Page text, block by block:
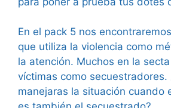
En el pack 5 nos
que utiliza la violencia como
la atención. Muchos en la
víctimas como secuestradores.
manejaras la situación cuando